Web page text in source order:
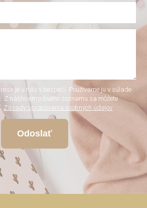
je u nás v bezpečí. Používame ju v súlade
Z nášho emailového zoznamu sa môžete
Zásady spracovania osobných údajov
Odoslať